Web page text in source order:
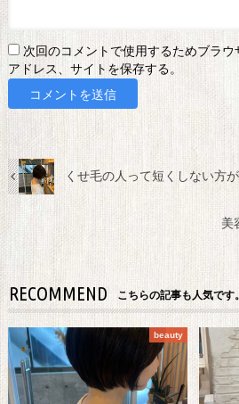
次回のコメントで使用するためブラ
アドレス、サイトを保存する。
くせ毛の人って短くしない方
美
RECOMMEND こちらの記事も人気です。
beauty